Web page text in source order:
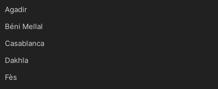
Agadir
Béni Mellal
Casablanca
Dakhla
Fès